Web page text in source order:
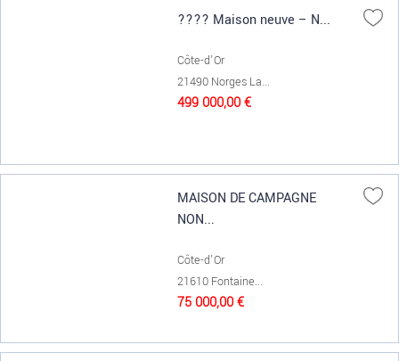
???? Maison neuve – N...
Côte-d'Or
21490 Norges La...
499 000,00 €
MAISON DE CAMPAGNE
NON...
Côte-d'Or
21610 Fontaine...
75 000,00 €